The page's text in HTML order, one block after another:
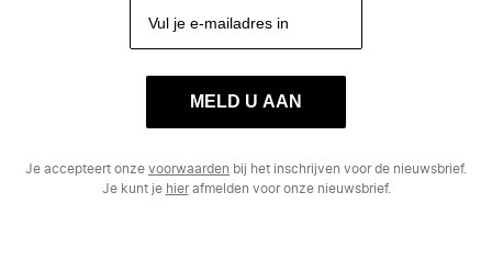
MELD U AAN
Je accepteert onze voorwaarden bij het inschrijven voor de nieuwsbrief.
Je kunt je hierafmelden voor onze nieuwsbrief.